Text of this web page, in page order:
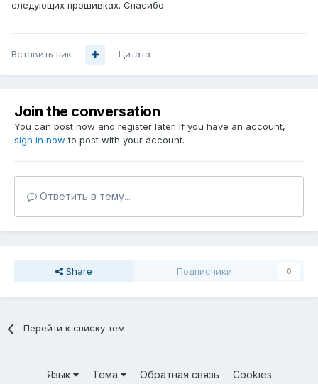
следующих прошивках. Спасибо.
Вставить ник Цитата
Join the conversation
You can post now and register later. If you have an account,
sign in now to post with your account.
Ответить в тему...
Share Подписчики 0
Перейти к списку тем
Язык Тема Обратная связь
Cookies